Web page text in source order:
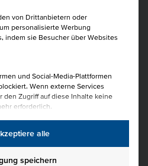
zu Produktivität
von Drittanbietern oder
personalisierte Werbung
indem sie Besucher über Websites
und Social-Media-Plattformen
Wenn externe Services
den Zugriff auf diese Inhalte keine
erforderlich.
alle
speichern